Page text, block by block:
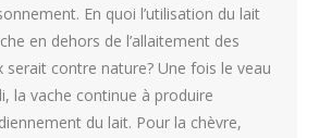
En quoi l’utilisation du lait
en dehors de l’allaitement des
serait contre nature? Une fois le veau
la vache continue à produire
du lait. Pour la chèvre,